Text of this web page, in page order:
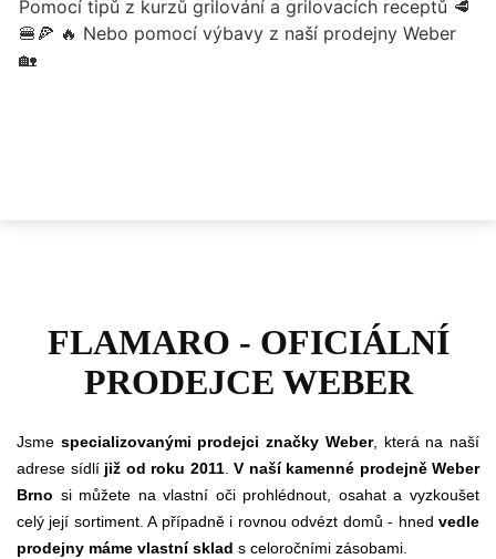
FLAMARO - OFICIÁLNÍ
PRODEJCE WEBER
Jsme specializovanými prodejci značky Weber, která na naší
adrese sídlí již od roku 2011. V naší kamenné prodejně Weber
Brno si můžete na vlastní oči prohlédnout, osahat a vyzkoušet
celý její sortiment. A případně i rovnou odvézt domů - hned vedle
prodejny máme vlastní sklad s celoročními zásobami.